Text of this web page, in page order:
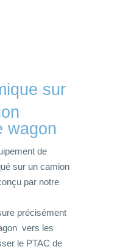
sur
wagon
de
sur un camion
par notre
précisément
vers les
le PTAC de